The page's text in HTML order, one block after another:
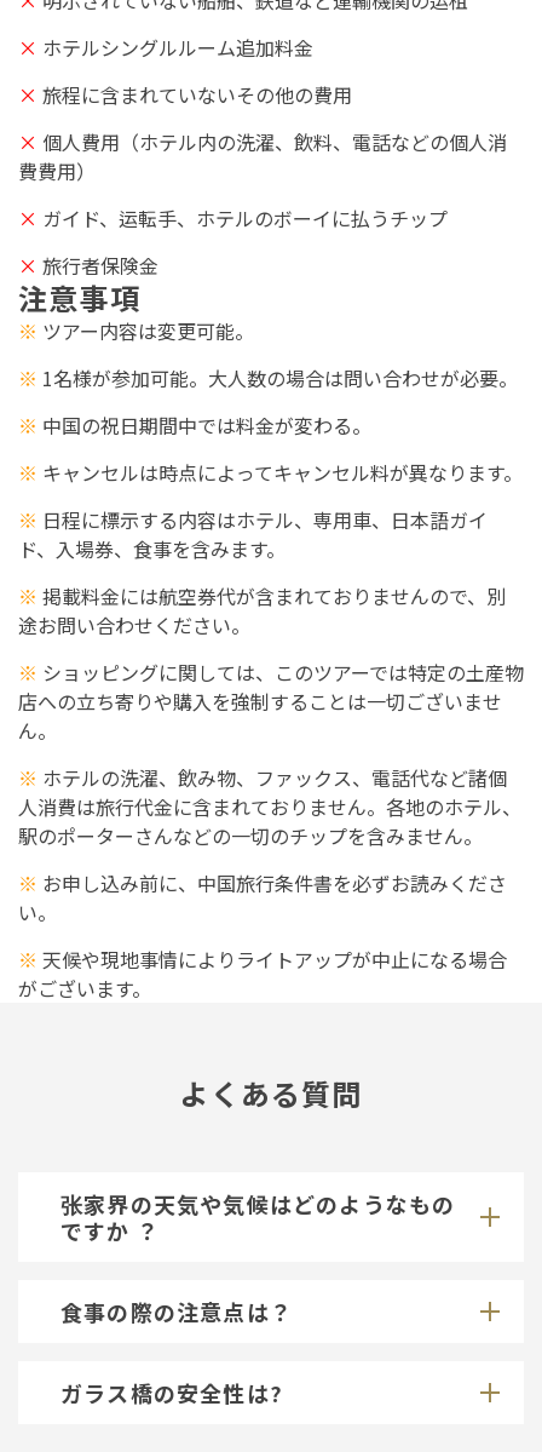
× ホテルシングルルーム追加料金
× 旅程に含まれていないその他の費用
× 個人費用（ホテル内の洗濯、飲料、電話などの個人消
費費用）
× ガイド、运転手、ホテルのボーイに払うチップ
× 旅行者保険金
注意事項
※ ツアー内容は変更可能。
※ 1名様が参加可能。大人数の場合は問い合わせが必要。
※ 中国の祝日期間中では料金が変わる。
※ キャンセルは時点によってキャンセル料が異なります。
※ 日程に標示する内容はホテル、専用車、日本語ガイ
ド、入場券、食事を含みます。
※ 掲載料金には航空券代が含まれておりませんので、別
途お問い合わせください。
※ ショッピングに関しては、このツアーでは特定の土産物
店への立ち寄りや購入を強制することは一切ございませ
ん。
※ ホテルの洗濯、飲み物、ファックス、電話代など諸個
人消費は旅行代金に含まれておりません。各地のホテル、
駅のポーターさんなどの一切のチップを含みません。
※ お申し込み前に、中国旅行条件書を必ずお読みくださ
い。
※ 天候や現地事情によりライトアップが中止になる場合
がございます。
よくある質問
张家界の天気や気候はどのようなもの
ですか ？
食事の際の注意点は？
ガラス橋の安全性は?